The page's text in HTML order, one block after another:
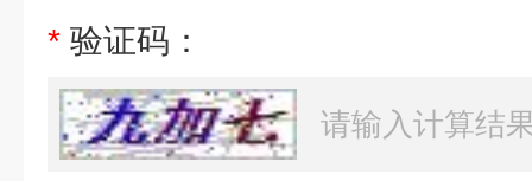
* 验证码：